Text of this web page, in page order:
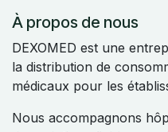
À propos de nous
DEXOMED est une
la distribution de
médicaux pour les
Nous accompagnons